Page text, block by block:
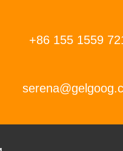
+86 155 1559